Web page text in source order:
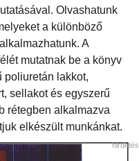
Olvashatunk
a különböző
A
mutatnak be a könyv
poliuretán lakkot,
sellakot és egyszerű
rétegben alkalmazva
elkészült munkánkat.
hirdetés